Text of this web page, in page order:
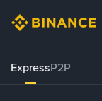
ExpressP2P